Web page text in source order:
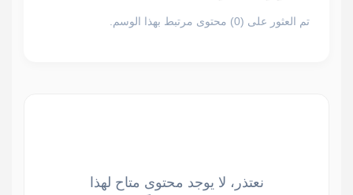
تم العثور على (0) محتوى مرتبط بهذا الوسم.
نعتذر، لا يوجد محتوى متاح لهذا